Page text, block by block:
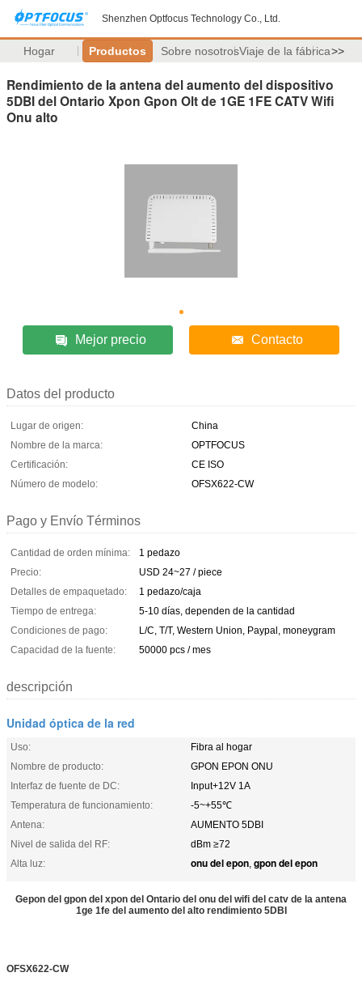
Shenzhen Optfocus Technology Co., Ltd.
Hogar Productos Sobre nosotrosViaje de la fábrica>>
Rendimiento de la antena del aumento del dispositivo
5DBI del Ontario Xpon Gpon Olt de 1GE 1FE CATV Wifi
Onu alto
Mejor precio Contacto
Datos del producto
Lugar de origen:
China
Nombre de la marca:
OPTFOCUS
Certificación:
CE ISO
Número de modelo:
OFSX622-CW
Pago y Envío Términos
Cantidad de orden mínima:
1 pedazo
Precio:
USD 24~27 / piece
Detalles de empaquetado:
1 pedazo/caja
Tiempo de entrega:
5-10 días, dependen de la cantidad
Condiciones de pago:
L/C, T/T, Western Union, Paypal, moneygram
Capacidad de la fuente:
50000 pcs / mes
descripción
Unidad óptica de la red
Uso:
Fibra al hogar
Nombre de producto:
GPON EPON ONU
Interfaz de fuente de DC:
Input+12V 1A
Temperatura de funcionamiento:
-5~+55℃
Antena:
AUMENTO 5DBI
Nivel de salida del RF:
dBm ≥72
Alta luz:
onu del epon, gpon del epon
Gepon del gpon del xpon del Ontario del onu del wifi del catv de la antena
1ge 1fe del aumento del alto rendimiento 5DBI
OFSX622-CW